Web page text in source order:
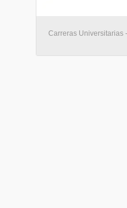
Carreras Universitarias